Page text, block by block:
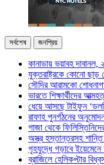
সর্বশেষ জনপ্রিয়
কানাডায় ভয়াবহ দাবানল,
যুক্তরাষ্ট্রকে কোনো ছাড়
সৌদির আরামকো
ভারতে শিক্ষার্থীদের
ধেয়ে আসছে টাইফুন
রাফাহ পুনর্গঠনের
গাজা থেকে
অস্ত্র হস্তান্তরসহ শান্তি
গৃহযুদ্ধে গড়াবে ইয়েমেনে
ব্রাজিলে হেলিকপ্টার